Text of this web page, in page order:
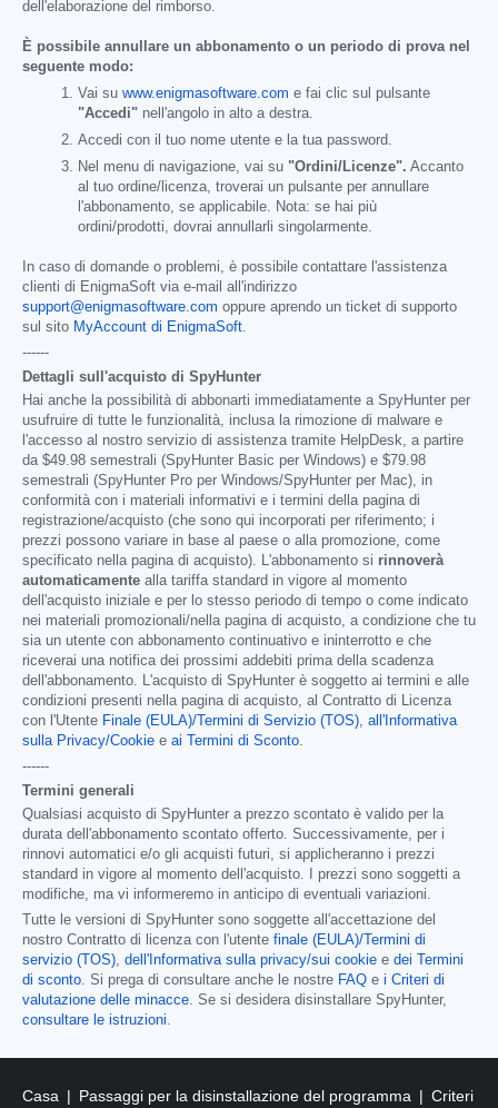
dell'elaborazione del rimborso.
È possibile annullare un abbonamento o un periodo di prova nel
seguente modo:
Vai su www.enigmasoftware.com e fai clic sul pulsante
"Accedi" nell'angolo in alto a destra.
Accedi con il tuo nome utente e la tua password.
Nel menu di navigazione, vai su "Ordini/Licenze". Accanto
al tuo ordine/licenza, troverai un pulsante per annullare
l'abbonamento, se applicabile. Nota: se hai più
ordini/prodotti, dovrai annullarli singolarmente.
In caso di domande o problemi, è possibile contattare l'assistenza
clienti di EnigmaSoft via e-mail all'indirizzo
support@enigmasoftware.com oppure aprendo un ticket di supporto
sul sito MyAccount di EnigmaSoft.
------
Dettagli sull'acquisto di SpyHunter
Hai anche la possibilità di abbonarti immediatamente a SpyHunter per
usufruire di tutte le funzionalità, inclusa la rimozione di malware e
l'accesso al nostro servizio di assistenza tramite HelpDesk, a partire
da $49.98 semestrali (SpyHunter Basic per Windows) e $79.98
semestrali (SpyHunter Pro per Windows/SpyHunter per Mac), in
conformità con i materiali informativi e i termini della pagina di
registrazione/acquisto (che sono qui incorporati per riferimento; i
prezzi possono variare in base al paese o alla promozione, come
specificato nella pagina di acquisto). L'abbonamento si rinnoverà
automaticamente alla tariffa standard in vigore al momento
dell'acquisto iniziale e per lo stesso periodo di tempo o come indicato
nei materiali promozionali/nella pagina di acquisto, a condizione che tu
sia un utente con abbonamento continuativo e ininterrotto e che
riceverai una notifica dei prossimi addebiti prima della scadenza
dell'abbonamento. L'acquisto di SpyHunter è soggetto ai termini e alle
condizioni presenti nella pagina di acquisto, al Contratto di Licenza
con l'Utente Finale (EULA)/Termini di Servizio (TOS), all'Informativa
sulla Privacy/Cookie e ai Termini di Sconto.
------
Termini generali
Qualsiasi acquisto di SpyHunter a prezzo scontato è valido per la
durata dell'abbonamento scontato offerto. Successivamente, per i
rinnovi automatici e/o gli acquisti futuri, si applicheranno i prezzi
standard in vigore al momento dell'acquisto. I prezzi sono soggetti a
modifiche, ma vi informeremo in anticipo di eventuali variazioni.
Tutte le versioni di SpyHunter sono soggette all'accettazione del
nostro Contratto di licenza con l'utente finale (EULA)/Termini di
servizio (TOS), dell'Informativa sulla privacy/sui cookie e dei Termini
di sconto. Si prega di consultare anche le nostre FAQ e i Criteri di
valutazione delle minacce. Se si desidera disinstallare SpyHunter,
consultare le istruzioni.
Casa Passaggi per la disinstallazione del programma Criteri